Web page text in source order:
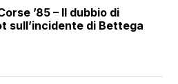
’85 – Il dubbio di
sull’incidente di Bettega